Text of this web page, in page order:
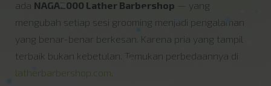
ada NAGA2000 Lather Barbershop — yang
mengubah setiap sesi grooming menjadi pengalaman
yang benar-benar berkesan. Karena pria yang tampil
terbaik bukan kebetulan. Temukan perbedaannya di
latherbarbershop.com